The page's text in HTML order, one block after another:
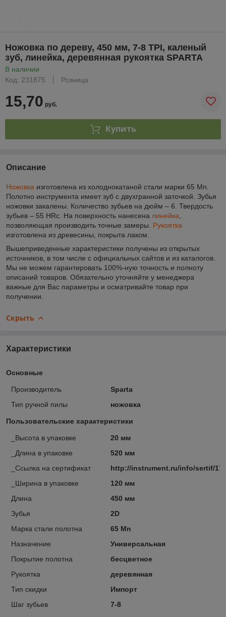
Ножовка по дереву, 450 мм, 7-8 ТРI, каленый
зуб, линейка, деревянная рукоятка SPARTA
В наличии
Код: 231875
Розница
15,70 руб.
Купить
Описание
Ножовка изготовлена из холоднокатаной стали марки 65 Mn.
Полотно инструмента имеет зуб с двухгранной заточкой. Зубья
ножовки закалены. Количество зубьев на дюйм – 6. Твердость
зубьев – 55 HRc. На поверхность нанесена линейка
позволяющая производить точные замеры. Рукоятка
изготовлена из древесины, покрыта лаком.
Вышеприведенные характеристики получены из открытых
источников, в том числе с официальных сайтов и из каталогов.
Мы не можем гарантировать 100%-ную точность и полноту
описаний товаров. Обязательно уточняйте у менеджера
важные для Вас параметры и осматривайте товар при
получении.
Скрыть
Характеристики
Основные
Производитель
Sparta
Тип ручной пилы
ножовка
Пользовательские характеристики
_Высота в упаковке
20 мм
_Длина в упаковке
520 мм
_Ссылка на сертификат
http://instrument.ru/info/sertif/
_Ширина в упаковке
120 мм
Длина
450 мм
Зубья
2D
Марка стали полотна
65 Mn
Назначение
Универсальная
Покрытие полотна
бесцветное
Рукоятка
деревянная
Тип скидки
Импорт
Шаг зубьев
7-8